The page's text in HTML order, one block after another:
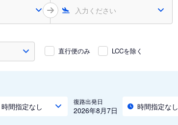
直行便のみ LCCを除く
時間指定なし
復路出発日
2026年8月7日 時間指定なし